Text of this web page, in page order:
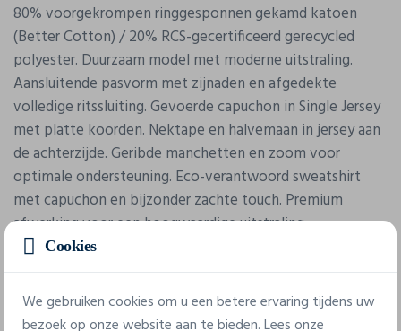
80% voorgekrompen ringgesponnen gekamd katoen
(Better Cotton) / 20% RCS-gecertificeerd gerecycled
polyester. Duurzaam model met moderne uitstraling.
Aansluitende pasvorm met zijnaden en afgedekte
volledige ritssluiting. Gevoerde capuchon in Single Jersey
met platte koorden. Nektape en halvemaan in jersey aan
de achterzijde. Geribde manchetten en zoom voor
optimale ondersteuning. Eco-verantwoord sweatshirt
met capuchon en bijzonder zachte touch. Premium
afwerking voor een hoogwaardige uitstraling.
Cookies
We gebruiken cookies om u een betere ervaring tijdens uw
bezoek op onze website aan te bieden. Lees onze